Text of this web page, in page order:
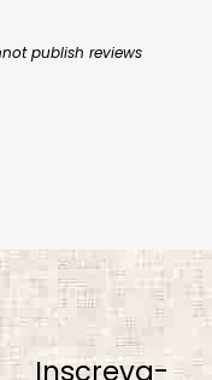
publish reviews
Inscreva-